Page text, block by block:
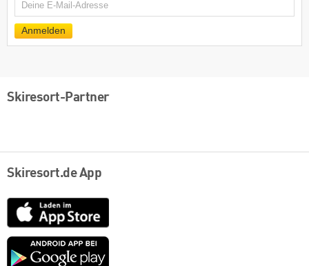
E-
Anmelden
Skiresort-Partner
Skiresort.de App
App
Store
Google